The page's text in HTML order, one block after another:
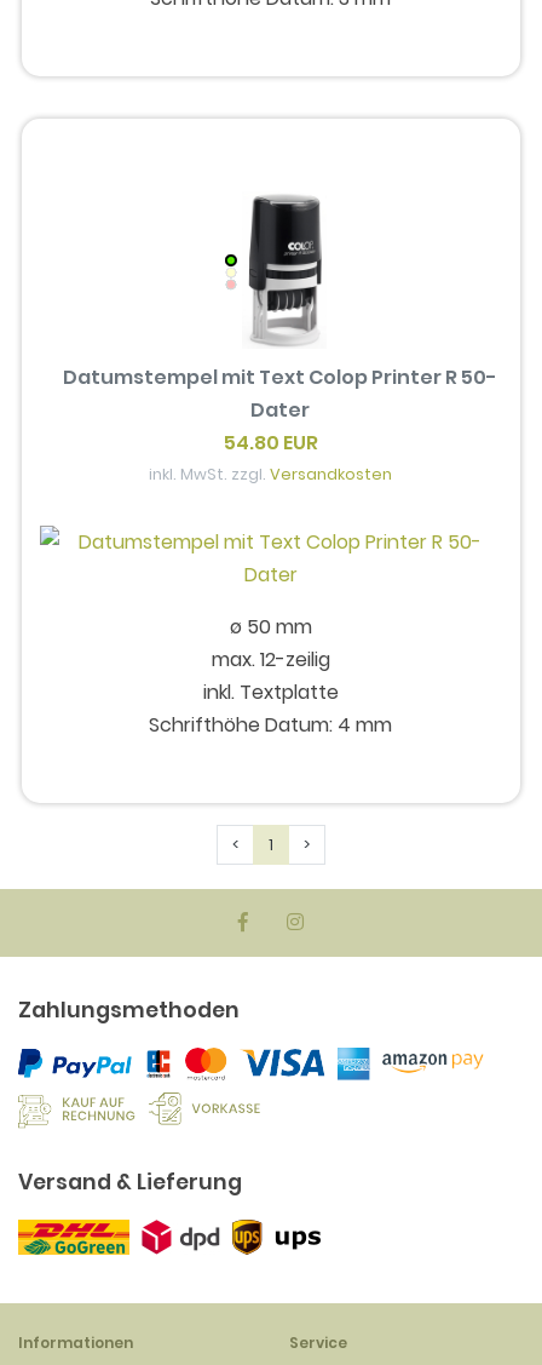
Datumstempel mit Text Colop Printer R 50-
Dater
54.80 EUR
inkl. MwSt. zzgl.Versandkosten
ø 50 mm
max. 12-zeilig
inkl. Textplatte
Schrifthöhe Datum: 4 mm
<Previous
1 >Next
Zahlungsmethoden
Versand & Lieferung
Informationen
Service